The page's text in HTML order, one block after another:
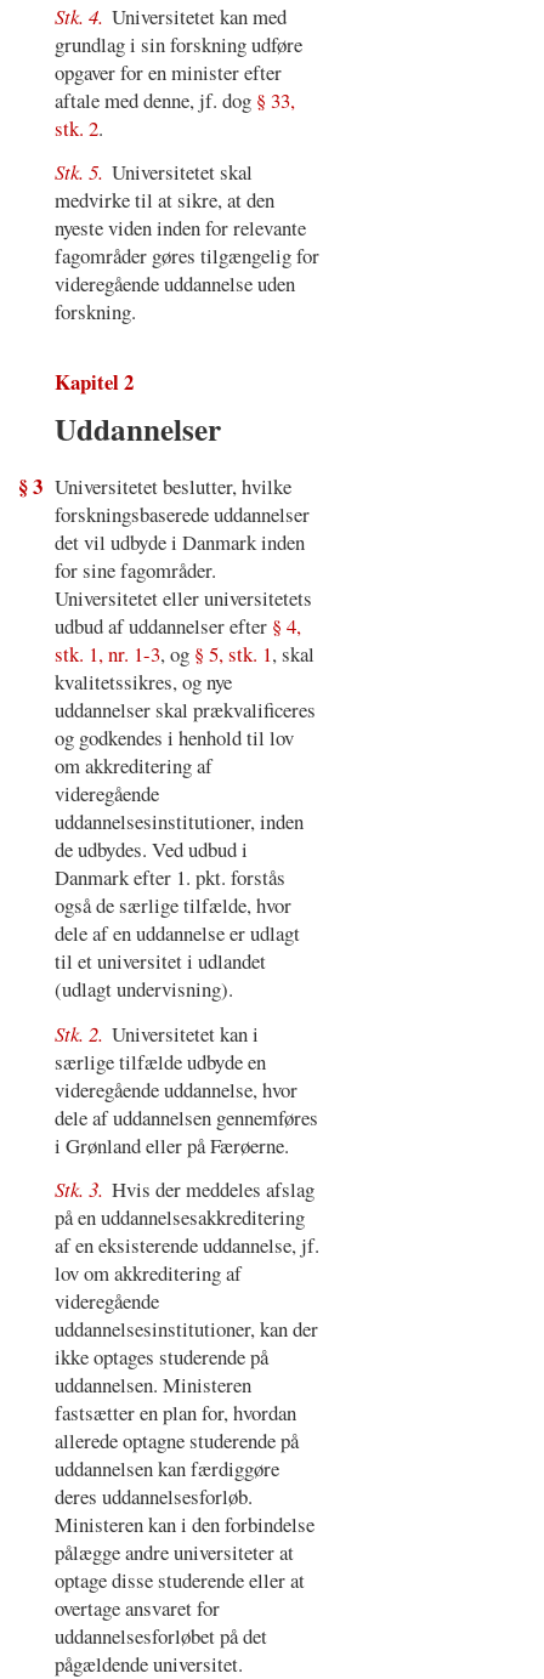
Stk. 4. Universitetet kan med
grundlag i sin forskning udføre
opgaver for en minister efter
aftale med denne, jf. dog § 33,
stk. 2.
Stk. 5. Universitetet skal
medvirke til at sikre, at den
nyeste viden inden for relevante
fagområder gøres tilgængelig for
videregående uddannelse uden
forskning.
Kapitel 2
Uddannelser
§ 3 Universitetet beslutter, hvilke
forskningsbaserede uddannelser
det vil udbyde i Danmark inden
for sine fagområder.
Universitetet eller universitetets
udbud af uddannelser efter § 4,
stk. 1, nr. 1-3, og § 5, stk. 1, skal
kvalitetssikres, og nye
uddannelser skal prækvalificeres
og godkendes i henhold til lov
om akkreditering af
videregående
uddannelsesinstitutioner, inden
de udbydes. Ved udbud i
Danmark efter 1. pkt. forstås
også de særlige tilfælde, hvor
dele af en uddannelse er udlagt
til et universitet i udlandet
(udlagt undervisning).
Stk. 2. Universitetet kan i
særlige tilfælde udbyde en
videregående uddannelse, hvor
dele af uddannelsen gennemføres
i Grønland eller på Færøerne.
Stk. 3. Hvis der meddeles afslag
på en uddannelsesakkreditering
af en eksisterende uddannelse, jf.
lov om akkreditering af
videregående
uddannelsesinstitutioner, kan der
ikke optages studerende på
uddannelsen. Ministeren
fastsætter en plan for, hvordan
allerede optagne studerende på
uddannelsen kan færdiggøre
deres uddannelsesforløb.
Ministeren kan i den forbindelse
pålægge andre universiteter at
optage disse studerende eller at
overtage ansvaret for
uddannelsesforløbet på det
pågældende universitet.